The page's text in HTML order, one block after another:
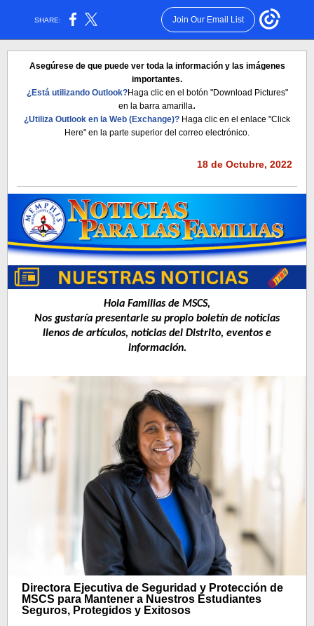
SHARE: Join Our Email List
Asegúrese de que puede ver toda la información y las imágenes
importantes.
¿Está utilizando Outlook?Haga clic en el botón "Download Pictures"
en la barra amarilla.
¿Utiliza Outlook en la Web (Exchange)? Haga clic en el enlace "Click
Here" en la parte superior del correo electrónico.
18 de Octubre, 2022
Hola Familias de MSCS,
Nos gustaría presentarle su propio boletín de noticias
llenos de artículos, noticias del Distrito, eventos e
información.
Directora Ejecutiva de Seguridad y Protección de
MSCS para Mantener a Nuestros Estudiantes
Seguros, Protegidos y Exitosos